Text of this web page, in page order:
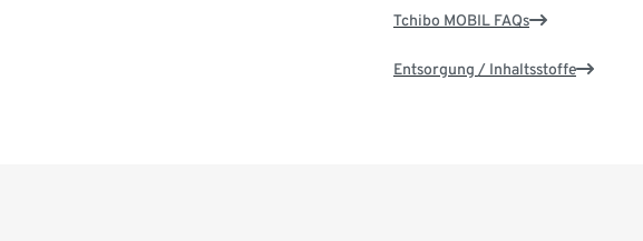
Tchibo MOBIL FAQs
Entsorgung / Inhaltsstoffe